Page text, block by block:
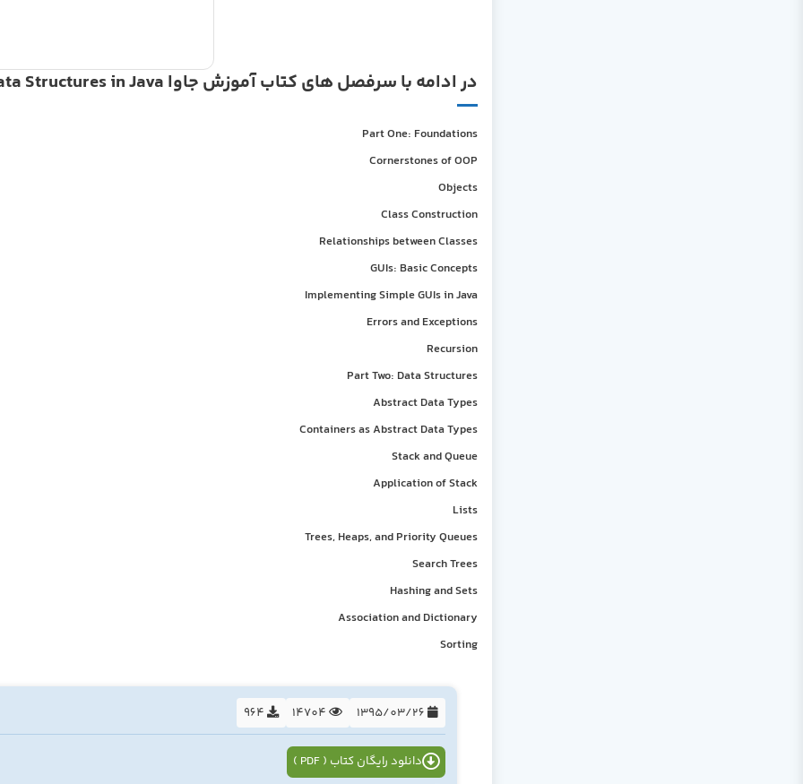
در ادامه با سرفصل های کتاب آموزش جاوا Fundamentals of OOP and Data Structures in Java آشنا می شویم :
Part One: Foundations
Cornerstones of OOP
Objects
Class Construction
Relationships between Classes
GUIs: Basic Concepts
Implementing Simple GUIs in Java
Errors and Exceptions
Recursion
Part Two: Data Structures
Abstract Data Types
Containers as Abstract Data Types
Stack and Queue
Application of Stack
Lists
Trees, Heaps, and Priority Queues
Search Trees
Hashing and Sets
Association and Dictionary
Sorting
1395/03/26
14704
دانلود رایگان کتاب ( PDF )